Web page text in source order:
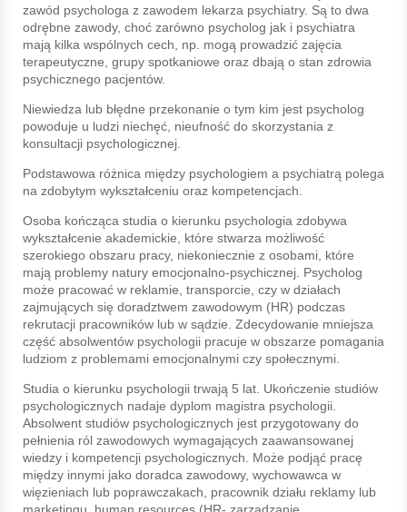
zawód psychologa z zawodem lekarza psychiatry. Są to dwa
odrębne zawody, choć zarówno psycholog jak i psychiatra
mają kilka wspólnych cech, np. mogą prowadzić zajęcia
terapeutyczne, grupy spotkaniowe oraz dbają o stan zdrowia
psychicznego pacjentów.
Niewiedza lub błędne przekonanie o tym kim jest psycholog
powoduje u ludzi niechęć, nieufność do skorzystania z
konsultacji psychologicznej.
Podstawowa różnica między psychologiem a psychiatrą polega
na zdobytym wykształceniu oraz kompetencjach.
Osoba kończąca studia o kierunku psychologia zdobywa
wykształcenie akademickie, które stwarza możliwość
szerokiego obszaru pracy, niekoniecznie z osobami, które
mają problemy natury emocjonalno-psychicznej. Psycholog
może pracować w reklamie, transporcie, czy w działach
zajmujących się doradztwem zawodowym (HR) podczas
rekrutacji pracowników lub w sądzie. Zdecydowanie mniejsza
część absolwentów psychologii pracuje w obszarze pomagania
ludziom z problemami emocjonalnymi czy społecznymi.
Studia o kierunku psychologii trwają 5 lat. Ukończenie studiów
psychologicznych nadaje dyplom magistra psychologii.
Absolwent studiów psychologicznych jest przygotowany do
pełnienia ról zawodowych wymagających zaawansowanej
wiedzy i kompetencji psychologicznych. Może podjąć pracę
między innymi jako doradca zawodowy, wychowawca w
więzieniach lub poprawczakach, pracownik działu reklamy lub
marketingu, human resources (HR- zarządzanie